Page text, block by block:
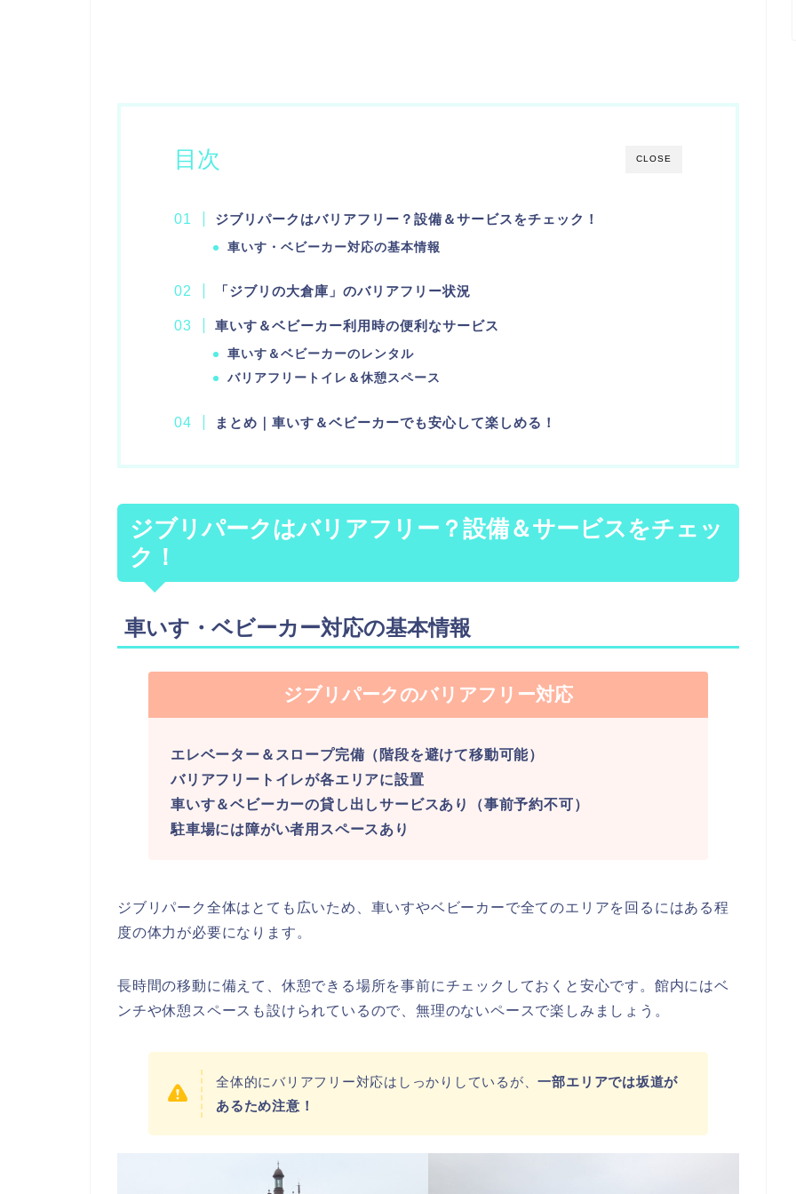
CLOSE
目次
ジブリパークはバリアフリー？設備＆サービスをチェック！
車いす・ベビーカー対応の基本情報
「ジブリの大倉庫」のバリアフリー状況
車いす＆ベビーカー利用時の便利なサービス
車いす＆ベビーカーのレンタル
バリアフリートイレ＆休憩スペース
まとめ｜車いす＆ベビーカーでも安心して楽しめる！
ジブリパークはバリアフリー？設備＆サービスをチェッ
ク！
車いす・ベビーカー対応の基本情報
ジブリパークのバリアフリー対応
エレベーター＆スロープ完備（階段を避けて移動可能）
バリアフリートイレが各エリアに設置
車いす＆ベビーカーの貸し出しサービスあり（事前予約不可）
駐車場には障がい者用スペースあり
ジブリパーク全体はとても広いため、車いすやベビーカーで全てのエリアを回るにはある程
度の体力が必要になります。
長時間の移動に備えて、休憩できる場所を事前にチェックしておくと安心です。館内にはベ
ンチや休憩スペースも設けられているので、無理のないペースで楽しみましょう。
全体的にバリアフリー対応はしっかりしているが、一部エリアでは坂道が
あるため注意！